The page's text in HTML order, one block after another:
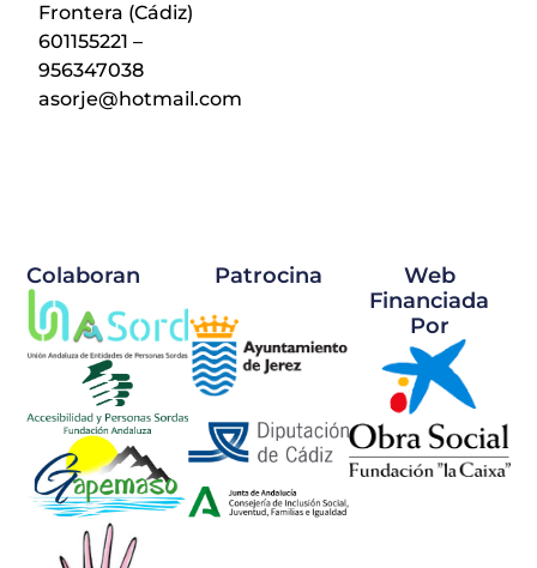
Frontera (Cádiz)
601155221 –
956347038
asorje@hotmail.com
Colaboran Patrocina
Web
Financiada
Por